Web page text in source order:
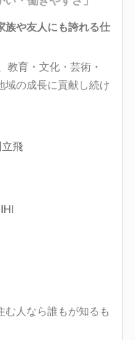
族や友人にも誇れる仕
教育・文化・芸術・
域の成長に貢献し続け
飛
む人なら誰もが知るも